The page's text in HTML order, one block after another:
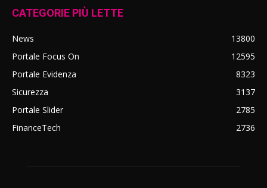
CATEGORIE PIÙ LETTE
News
13800
Portale Focus On
12595
Portale Evidenza
8323
Sicurezza
3137
Portale Slider
2785
FinanceTech
2736